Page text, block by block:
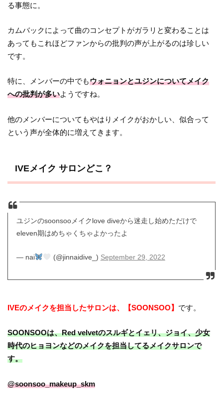
る事態に。
カムバックによって曲のコンセプトがガラリと変わることは
あってもこれほどファンからの批判の声が上がるのは珍しい
です。
特に、メンバーの中でもウォニョンとユジンについてメイク
への批判が多いようですね。
他のメンバーについてもやはりメイクがおかしい、似合って
という声が全体的に増えてきます。
IVEメイク サロンどこ？
ユジンのsoonsooメイクlove diveから迷走し始めただけで
eleven期はめちゃくちゃよかったよ
— nai (@jinnaidive_) September 29, 2022
IVEのメイクを担当したサロンは、【SOONSOO】 です。
SOONSOOは、Red velvetのスルギとイェリ、ジョイ、少女
時代のヒョヨンなどのメイクを担当してるメイクサロンで
す。
@soonsoo_makeup_skm